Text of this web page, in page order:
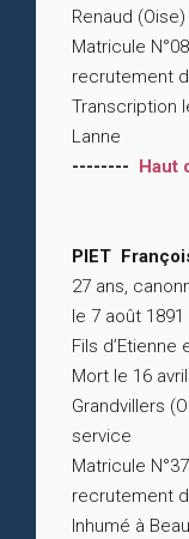
Renaud (Oise)
Matricule
recrutement
Transcription
Lanne
-------- Haut
PIET
27 ans,
le 7 août
Fils
Mort le 16
Grandvillers
service
Matricule
recrutement
Inhumé à